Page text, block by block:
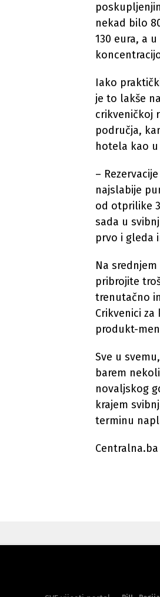
nekad bilo
130 eura, a
Iako
je to lakše
crikveničkoj
područja,
hotela kao
–
najslabije
od otprilike
sada u
prvo i gleda
Na
pribrojite
trenutačno
Crikvenici
produkt-
Sve u
barem
novaljskog
krajem
terminu
Centralna.ba